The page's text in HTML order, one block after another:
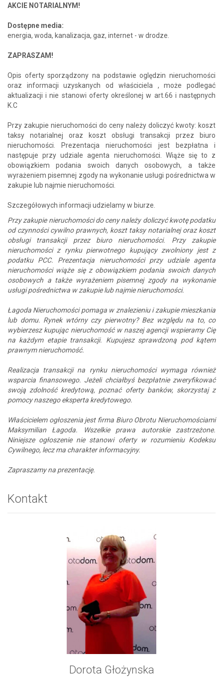
AKCIE NOTARIALNYM!
Dostępne media:
energia, woda, kanalizacja, gaz, internet - w drodze.
ZAPRASZAM!
Opis oferty sporządzony na podstawie oględzin nieruchomości
oraz informacji uzyskanych od właściciela , może podlegać
aktualizacji i nie stanowi oferty określonej w art.66 i następnych
K.C
Przy zakupie nieruchomości do ceny należy doliczyć kwoty: koszt
taksy notarialnej oraz koszt obsługi transakcji przez biuro
nieruchomości. Prezentacja nieruchomości jest bezpłatna i
następuje przy udziale agenta nieruchomości. Wiąże się to z
obowiązkiem podania swoich danych osobowych, a także
wyrażeniem pisemnej zgody na wykonanie usługi pośrednictwa w
zakupie lub najmie nieruchomości.
Szczegółowych informacji udzielamy w biurze.
Przy zakupie nieruchomości do ceny należy doliczyć kwotę podatku
od czynności cywilno prawnych, koszt taksy notarialnej oraz koszt
obsługi transakcji przez biuro nieruchomości. Przy zakupie
nieruchomości z rynku pierwotnego kupujący zwolniony jest z
podatku PCC. Prezentacja nieruchomości przy udziale agenta
nieruchomości wiąże się z obowiązkiem podania swoich danych
osobowych a także wyrażeniem pisemnej zgody na wykonanie
usługi pośrednictwa w zakupie lub najmie nieruchomości.
Łagoda Nieruchomości pomaga w znalezieniu i zakupie mieszkania
lub domu. Rynek wtórny czy pierwotny? Bez względu na to, co
wybierzesz kupując nieruchomość w naszej agencji wspieramy Cię
na każdym etapie transakcji. Kupujesz sprawdzoną pod kątem
prawnym nieruchomość.
Realizacja transakcji na rynku nieruchomości wymaga również
wsparcia finansowego. Jeżeli chciałbyś bezpłatnie zweryfikować
swoją zdolność kredytową, poznać oferty banków, skorzystaj z
pomocy naszego eksperta kredytowego.
Właścicielem ogłoszenia jest firma Biuro Obrotu Nieruchomościami
Maksymilian Łagoda. Wszelkie prawa autorskie zastrzeżone.
Niniejsze ogłoszenie nie stanowi oferty w rozumieniu Kodeksu
Cywilnego, lecz ma charakter informacyjny.
Zapraszamy na prezentację.
Kontakt
Dorota Głożynska